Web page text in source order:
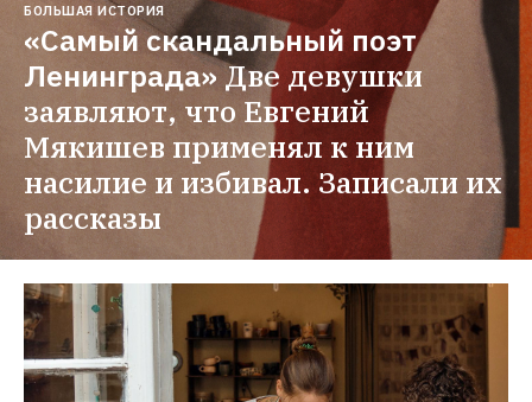
БОЛЬШАЯ ИСТОРИЯ
«Самый скандальный поэт
Ленинграда»Две девушки
заявляют, что Евгений
Мякишев применял к ним
насилие и избивал. Записали их
рассказы